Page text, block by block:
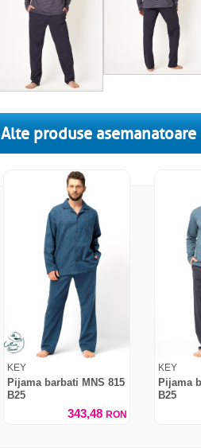
Alte produse asemanatoare
KEY
Pijama barbati MNS 815
B25
343,48 RON
KEY
Pijama
B25